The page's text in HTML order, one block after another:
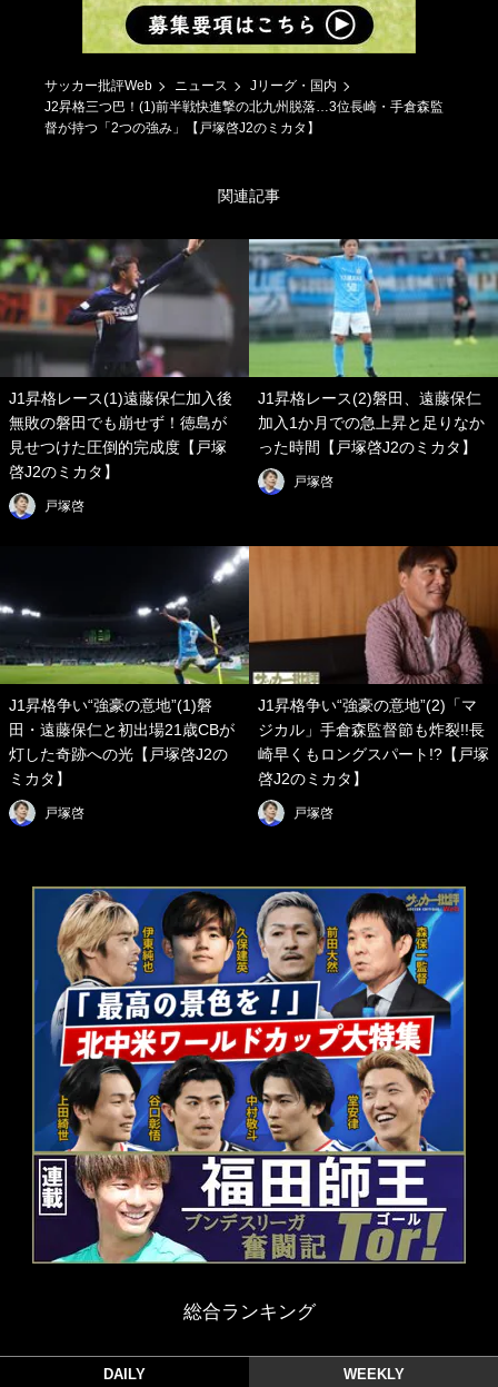
サッカー批評Web ニュース
Jリーグ・国内
J2昇格三つ巴！(1)前半戦快進撃の北九州脱落…3位長崎・手倉森監
督が持つ「2つの強み」【戸塚啓J2のミカタ】
関連記事
J1昇格レース(1)遠藤保仁加入後
無敗の磐田でも崩せず！徳島が
見せつけた圧倒的完成度【戸塚
啓J2のミカタ】
戸塚啓
J1昇格レース(2)磐田、遠藤保仁
加入1か月での急上昇と足りなか
った時間【戸塚啓J2のミカタ】
戸塚啓
J1昇格争い“強豪の意地”(1)磐
田・遠藤保仁と初出場21歳CBが
灯した奇跡への光【戸塚啓J2の
ミカタ】
戸塚啓
J1昇格争い“強豪の意地”(2)「マ
ジカル」手倉森監督節も炸裂!!長
崎早くもロングスパート!?【戸塚
啓J2のミカタ】
戸塚啓
総合ランキング
DAILY WEEKLY